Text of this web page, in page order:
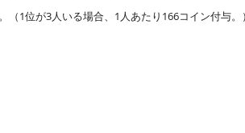
1位が3人いる場合、1人あたり166コイン付与。